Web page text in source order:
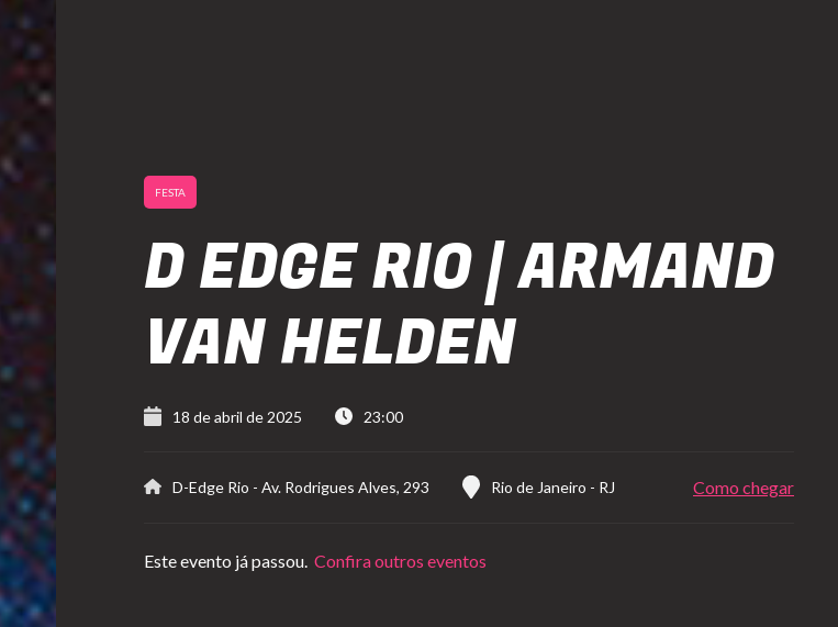
FESTA
D EDGE RIO | ARMAND
VAN HELDEN
18 de abril de 2025 23:00
D-Edge Rio - Av. Rodrigues Alves, 293 Rio de Janeiro - RJ Como chegar
Este evento já passou. Confira outros eventos